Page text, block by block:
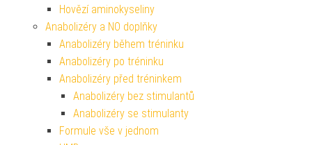
Hovězí aminokyseliny
Anabolizéry a NO doplňky
Anabolizéry během tréninku
Anabolizéry po tréninku
Anabolizéry před tréninkem
Anabolizéry bez stimulantů
Anabolizéry se stimulanty
Formule vše v jednom